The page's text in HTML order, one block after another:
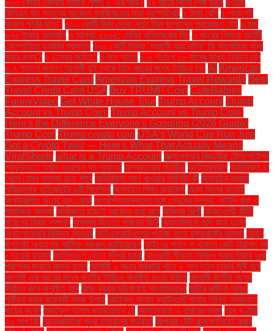
বিসিএস বাদ পড়াদের আবেদন পুনর্বিবেচনার সভা বৃহস্পতিবার ৫ টাকা বেশি ৫ শতাংশই
থাকবে পূর্বের মতো" ৫০০ কোটি টাকা দেবে: নতুন টাকা ছাপানোর প্রয়োজন নেই ৬ মার্চ
৬৭৫ টাকায় আমদানি ৭ আগস্ট ২০০৫: মেসির অভিষেকের দিন ৭ বছরের শিশুকে আইটি
কোম্পানিতে চাকরির প্রস্তাব ৭৩০ কোটি টাকার ‘প্রবাসী আয় নাটক’ কি কালোটাকা সাদা
করার জন্য? ৮ চক্রের জড়িত" ৮ জন আহত ৮.৬ শতাংশ ১৮ মাসের মধ্যে নির্বাচন চান
৮.৭ শতাংশ জনগণ আগামী দুই থেকে তিন বছরের মধ্যে নির্বাচন চান AI American
Express Travel Card American Express Travel Rewards Best
Travel Credit Card USA Buy TRUMP Coin CuteBabies
FunnyVideo Get White House Tour Trump Account Trump
Account vs Trump Coin: Trump Account vs Trump Coin:
Here's the Difference Everyone's Googling (2026 Guide)
Trump Coin Trump crypto coin USA's World Cup Run Just
Got a Crypto Twist — Here's What That Actually Means
ViralShorts what is a Trump Account অক্সফোর্ডের বিজ্ঞানীরা টেলিপোর্টেশন
প্রযুক্তিতে অর্জন করেছেন বড় সাফল্য অগ্রযাত্রার যাত্রীরা অটোমোবাইল অতিরিক্ত চা
খেলে যেসব সমস্যা হতে পারে অতিরিক্ত লবণ খাওয়ার পরিণতি কী অনলাইন ব্যবসা
পরিচালনায় হাইকোর্টের ৯টি নির্দেশনা অনলাইন শিক্ষা প্ল্যাটফর্ম অন্য দিনের মতোই
অপরিকল্পিত ঋণের বৃহৎ বোঝা অপ্রাপ্তবয়স্কদের সঙ্গে প্রেমের সম্পর্ক: আইনি বাধা ও
সামাজিক সমস্যা অভিজ্ঞতা ছাড়াই আবেদন করা যাবে অভিনয় শিল্পী অভিনেত্রী কীর্তি
সুরেশের বিবাহ সম্পন্ন অস্কার জিততে পারবেন কি? অ্যাডমিনকে গুলি করে হত্যা
অ্যালোভেরার বিভিন্ন ব্যবহার আইএসআইএসের পতাকা হাতে যুক্তরাষ্ট্রে হামলা! আইন
উপদেষ্টা অধ্যাপক আসিফ নজরুল জানিয়েছেন আইনের শাসন না থাকলে কেউ নিরাপদ নয়
- তারেক রহমান আইপিএলে বেতন বৃদ্ধির চমক আওয়ামী লীগকে নিষিদ্ধ করার বিষয়ে এক
প্রশ্নের জবাবে মান্না বলেন আগামী ২ বছরে সরকারি খাতে ৫ লাখ নতুন চাকরি সৃষ্টি হবে
আগামী এক বছরের মধ্যে জাতীয় নির্বাচন অনুষ্ঠিত হওয়া উচিত আগামী জাতীয় সংসদ
নির্বাচন কবে অনুষ্ঠিত হবে আজ বুধবার সচিবালয়ে সাংবাদিকদের আটার রুটিকে আরও
পুষ্টিকর করার কয়েকটি সহজ উপায় আতিকুল সালাম ক্যান্টনমেন্ট থানায় লিখিত অভিযোগ
দায়ের করেন আতিকুল সালাম জানিয়েছেন যে আতিথেয়তা ও খাবারের স্বাদ আধ ঘণ্টায়
২০ লাখ হিট আন্তর্জাতিক মুদ্রা তহবিলের সতর্কতা আপনার ঠোঁট এক্সফোলিয়েট করার